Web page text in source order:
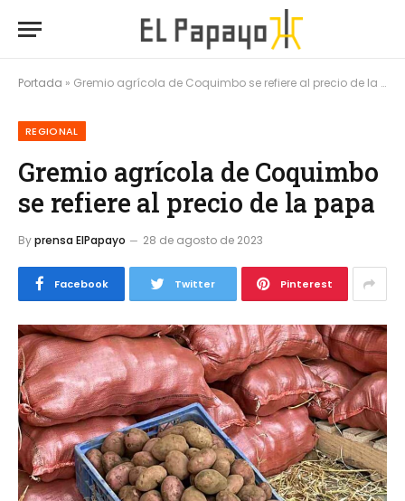
Portada » Gremio agrícola de Coquimbo se refiere al precio de la papa
REGIONAL
Gremio agrícola de Coquimbo
se refiere al precio de la papa
Byprensa ElPapayo 28 de agosto de 2023
Facebook Twitter Pinterest